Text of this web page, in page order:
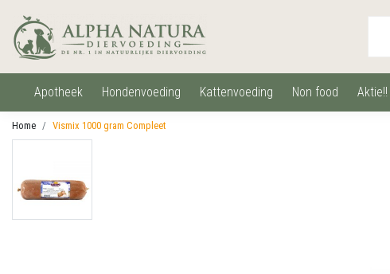
apotheek hondenvoeding kattenvoeding non food aktie!!
Home Vismix 1000 gram Compleet